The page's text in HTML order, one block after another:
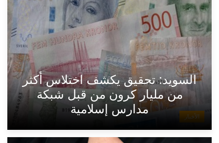
الأخبار
السويد: تحقيق يكشف اختلاس أكثر
من مليار كرون من قبل شبكة
مدارس إسلامية